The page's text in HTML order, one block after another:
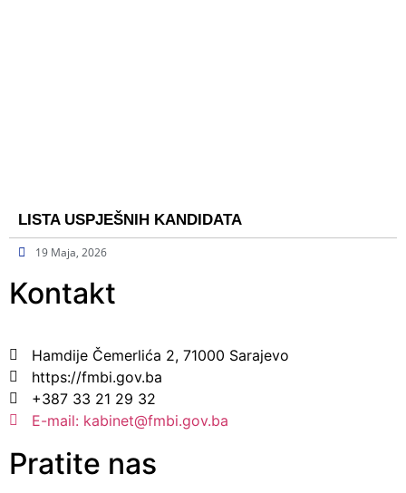
LISTA USPJEŠNIH KANDIDATA
19 Maja, 2026
Kontakt
Hamdije Čemerlića 2, 71000 Sarajevo
https://fmbi.gov.ba
+387 33 21 29 32
E-mail: kabinet@fmbi.gov.ba
Pratite nas